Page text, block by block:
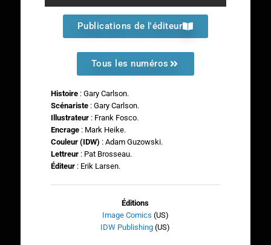
Publications de l'éditeur
Tous les numéros
Histoire: Gary Carlson.
Scénariste : Gary Carlson.
Illustrateur : Frank Fosco.
Encrage : Mark Heike.
Couleur (IDW) : Adam Guzowski.
Lettreur : Pat Brosseau.
Éditeur : Erik Larsen.
Éditions
Image Comics (US)
IDW Publishing (US)